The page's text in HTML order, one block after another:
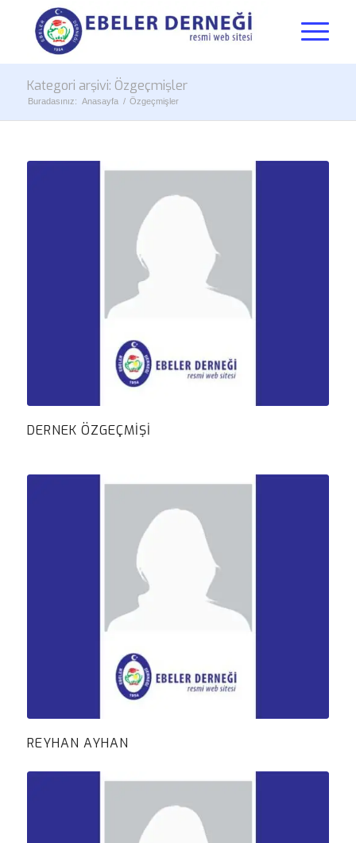
Kategori arşivi: Özgeçmişler
Buradasınız: Anasayfa / Özgeçmişler
DERNEK ÖZGEÇMIŞI
REYHAN AYHAN